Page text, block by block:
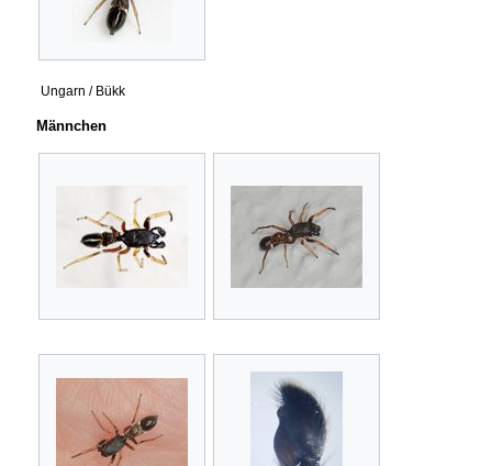
Ungarn / Bükk
Männchen